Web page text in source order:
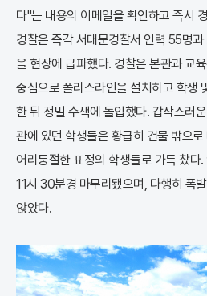
다"는 내용의 이메일을 확인하고 즉시
경찰은 즉각 서대문경찰서 인력 55명
을 현장에 급파했다. 경찰은 본관과 교
중심으로 폴리스라인을 설치하고 학생
한 뒤 정밀 수색에 돌입했다. 갑작스러
관에 있던 학생들은 황급히 건물 밖으
어리둥절한 표정의 학생들로 가득 찼다
11시 30분경 마무리됐으며, 다행히 폭
않았다.